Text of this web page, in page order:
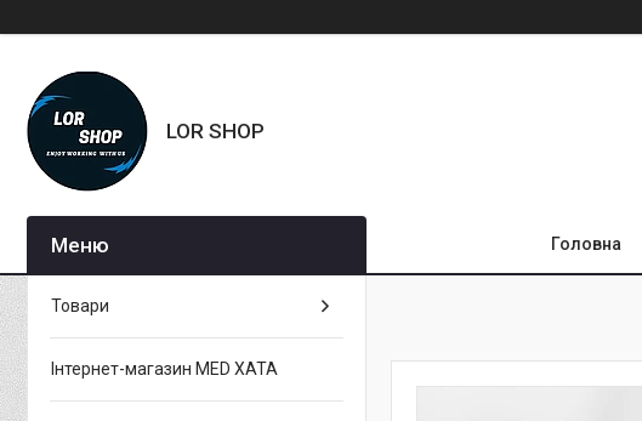
LOR SHOP
Головна
Товари
Інтернет-магазин MED XATA